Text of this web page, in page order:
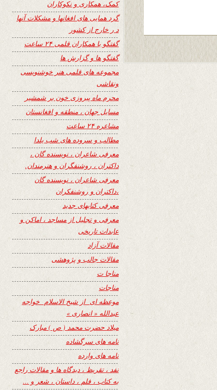
کمک، همکاری و نکوکاران
گرد همایی های افغانها و مشکلات آنها
د ر خارج از کشور
گفتگو با همکاران قلمی ۲۴ ساعت
گفتگو ها و گزارش ها
مجموعه های قلمی هنر خوشنویسی
ونقاشی
محرم ماه پیروزی خون بر شمشیر
مسایل جهان ، منطقه و افغانستان
مشاعره ۲۴ ساعت
مطالب و سروده های شب یلدا
معرفی شاعران ، نویسنده گان ،
داکتران ، روشنفگران و هنرمندان.
معرفی شاعران ، نویسنده گان
،داکتران و روشنفکران
معرفی کتابهای جدید
معرفی و تجلیل از مساجد ، اماکن و
عابدات تاریخی
مقالات آزاد
مقالات جالب و پژوهشی
مناجا ت
مناجات
موعظه ای از شیخ الاسلام خواجه
عبدالله « انصاری »
میلاد حضرت محمد ( ص ) مبارک
نامه های سرگشاده
نامه های وارده
نفد ، تقریظ ، دیدگاه ها و مقالات راجع
به کتاب ، فلم ، داستان ، شعر و …